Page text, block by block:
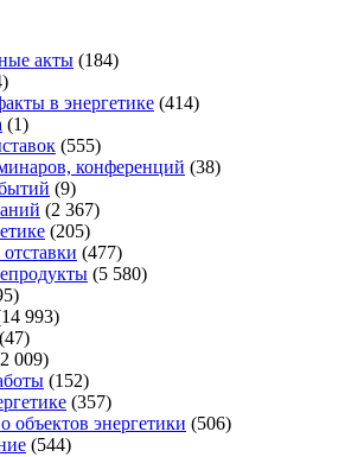
акты (184)
в энергетике (414)
(1)
(555)
конференций (38)
(9)
(2 367)
(205)
(477)
(5 580)
993)
(47)
009)
(152)
(357)
объектов энергетики (506)
(544)